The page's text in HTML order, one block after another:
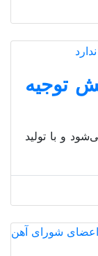
شمش توجیه
و با تولید